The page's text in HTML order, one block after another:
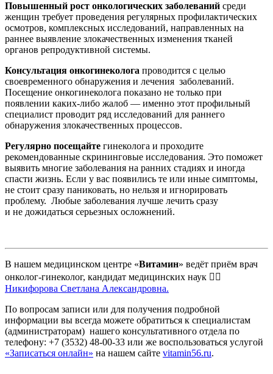
Повышенный рост онкологических заболеваний среди
женщин требует проведения регулярных профилактических
осмотров, комплексных исследований, направленных на
раннее выявление злокачественных изменения тканей
органов репродуктивной системы.
Консультация онкогинеколога проводится с целью
своевременного обнаружения и лечения заболеваний.
Посещение онкогинеколога показано не только при
появлении каких-либо жалоб — именно этот профильный
специалист проводит ряд исследований для раннего
обнаружения злокачественных процессов.
Регулярно посещайте гинеколога и проходите
рекомендованные скрининговые исследования. Это поможет
выявить многие заболевания на ранних стадиях и иногда
спасти жизнь. Если у вас появились те или иные симптомы,
не стоит сразу паниковать, но нельзя и игнорировать
проблему. Любые заболевания лучше лечить сразу
и не дожидаться серьезных осложнений.
В нашем медицинском центре «Витамин» ведёт приём врач
онколог-гинеколог, кандидат медицинских наук 👩‍⚕️
Никифорова Светлана Александровна.
По вопросам записи или для получения подробной
информации вы всегда можете обратиться к специалистам
(администраторам) нашего консультативного отдела по
телефону: +7 (3532) 48-00-33 или же воспользоваться услугой
«Записаться онлайн» на нашем сайте vitamin56.ru.